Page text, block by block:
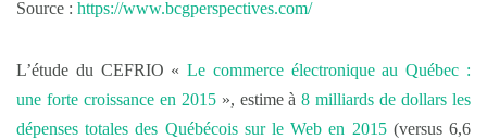
Source : https://www.bcgperspectives.com/
L’étude du CEFRIO «Le commerce électronique au Québec :
une forte croissance en 2015», estime à8 milliards de dollars les
dépenses totales des Québécois sur le Web en 2015(versus 6,6